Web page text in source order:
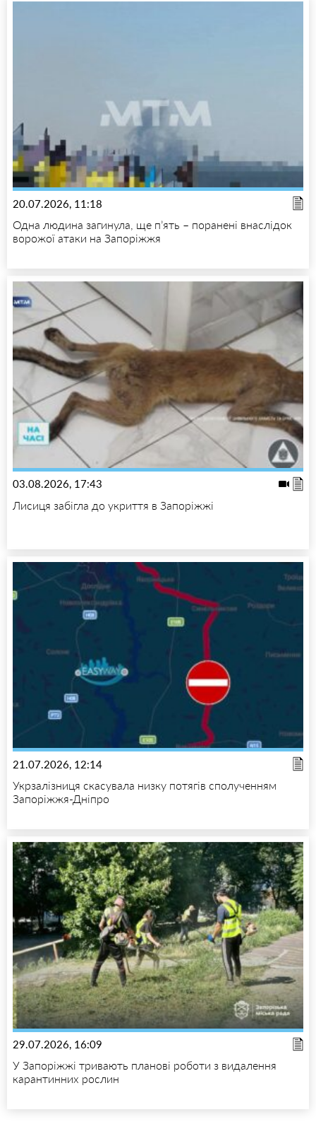
20.07.2026, 11:18
Одна людина загинула, ще п’ять – поранені внаслідок
ворожої атаки на Запоріжжя
03.08.2026, 17:43
Лисиця забігла до укриття в Запоріжжі
21.07.2026, 12:14
Укрзалізниця скасувала низку потягів сполученням
Запоріжжя-Дніпро
29.07.2026, 16:09
У Запоріжжі тривають планові роботи з видалення
карантинних рослин